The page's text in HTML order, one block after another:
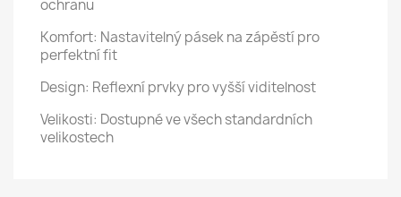
ochranu
Komfort: Nastavitelný pásek na zápěstí pro
perfektní fit
Design: Reflexní prvky pro vyšší viditelnost
Velikosti: Dostupné ve všech standardních
velikostech